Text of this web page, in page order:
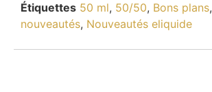
Étiquettes 50 ml, 50/50, Bons plans,
nouveautés, Nouveautés eliquide